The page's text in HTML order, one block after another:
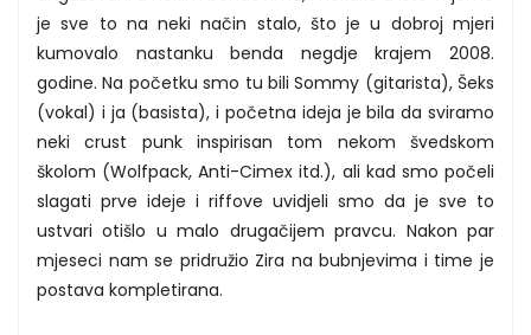
je sve to na neki način stalo, što je u dobroj mjeri
kumovalo nastanku benda negdje krajem 2008.
godine. Na početku smo tu bili Sommy (gitarista), Šeks
(vokal) i ja (basista), i početna ideja je bila da sviramo
neki crust punk inspirisan tom nekom švedskom
školom (Wolfpack, Anti-Cimex itd.), ali kad smo počeli
slagati prve ideje i riffove uvidjeli smo da je sve to
ustvari otišlo u malo drugačijem pravcu. Nakon par
mjeseci nam se pridružio Zira na bubnjevima i time je
postava kompletirana.